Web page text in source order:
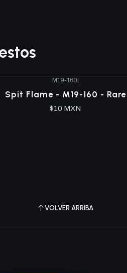
M19-160
Spit Flame - M19-160 - Rare
$10 MXN
VOLVER ARRIBA